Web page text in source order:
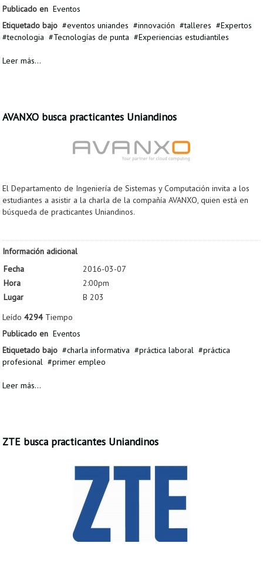
Publicado en Eventos
Etiquetado bajo
eventos uniandes innovación talleres
Expertos
tecnologia
Tecnologías de punta Experiencias estudiantiles
Leer más...
AVANXO busca practicantes Uniandinos
El Departamento de Ingeniería de Sistemas y Computación invita a los
estudiantes a asistir a la charla de la compañía AVANXO, quien está en
búsqueda de practicantes Uniandinos.
Información adicional
Fecha
2016-03-07
Hora
2:00pm
Lugar
B 203
Leído 4294Tiempo
Publicado en Eventos
Etiquetado bajo
charla informativa práctica laboral
práctica
profesional
primer empleo
Leer más...
ZTE busca practicantes Uniandinos